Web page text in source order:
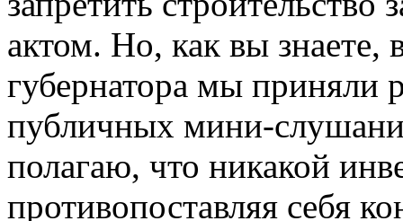
актом. Но, как вы знаете,
губернатора мы приняли
публичных мини-
полагаю, что никакой
противопоставляя себя